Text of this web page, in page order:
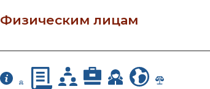
Физическим лицам